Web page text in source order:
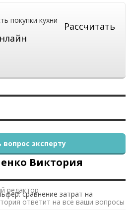
Рассчитать
Виктория
редактор
ответит на все ваши вопросы
вопрос эксперту
сравнение затрат на